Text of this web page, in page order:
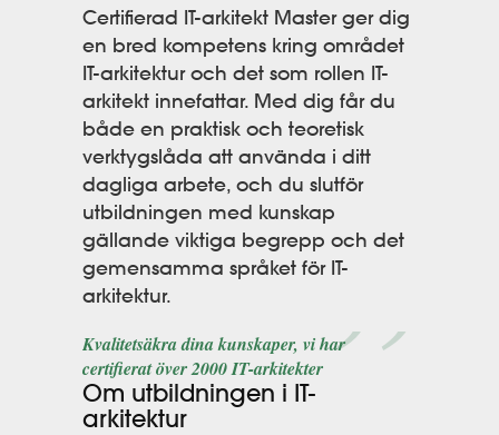
Certifierad IT-arkitekt Master ger dig
en bred kompetens kring området
IT-arkitektur och det som rollen IT-
arkitekt innefattar. Med dig får du
både en praktisk och teoretisk
verktygslåda att använda i ditt
dagliga arbete, och du slutför
utbildningen med kunskap
gällande viktiga begrepp och det
gemensamma språket för IT-
arkitektur.
Kvalitetsäkra dina kunskaper, vi har
certifierat över 2000 IT-arkitekter
Om utbildningen i IT-
arkitektur